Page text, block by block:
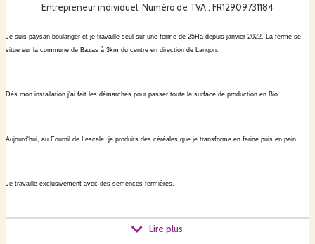
Entrepreneur individuel. Numéro de TVA : FR12909731184
Je suis paysan boulanger et je travaille seul sur une ferme de 25Ha depuis janvier 2022. La ferme se
situe sur la commune de Bazas à 3km du centre en direction de Langon.
Dès mon installation j'ai fait les démarches pour passer toute la surface de production en Bio.
Aujourd'hui, au Fournil de Lescale, je produits des céréales que je transforme en farine puis en pain.
Je travaille exclusivement avec des semences fermières.
Dans les années à venir je souhaite diversifier les cultures céréalières pour pouvoir proposer d'autres
Lire plus